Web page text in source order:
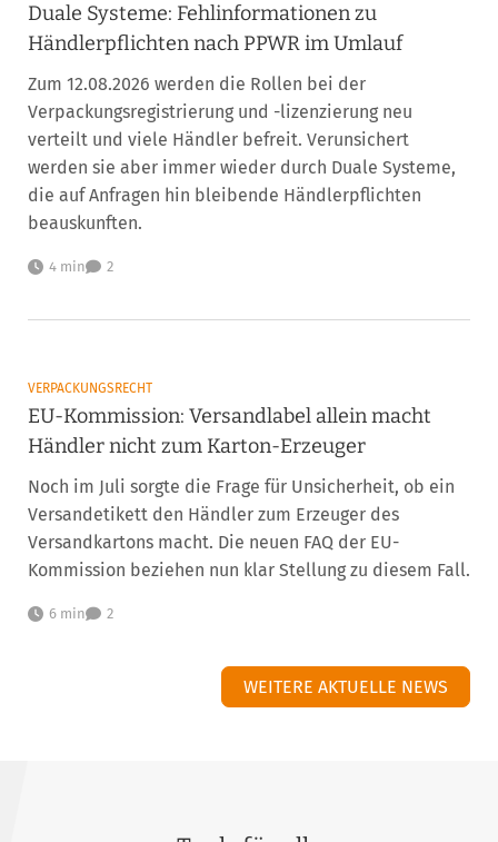
Duale Systeme: Fehlinformationen zu
Händlerpflichten nach PPWR im Umlauf
Zum 12.08.2026 werden die Rollen bei der
Verpackungsregistrierung und -lizenzierung neu
verteilt und viele Händler befreit. Verunsichert
werden sie aber immer wieder durch Duale Systeme,
die auf Anfragen hin bleibende Händlerpflichten
beauskunften.
4 min 2
VERPACKUNGSRECHT
EU-Kommission: Versandlabel allein macht
Händler nicht zum Karton-Erzeuger
Noch im Juli sorgte die Frage für Unsicherheit, ob ein
Versandetikett den Händler zum Erzeuger des
Versandkartons macht. Die neuen FAQ der EU-
Kommission beziehen nun klar Stellung zu diesem Fall.
6 min 2
WEITERE AKTUELLE NEWS